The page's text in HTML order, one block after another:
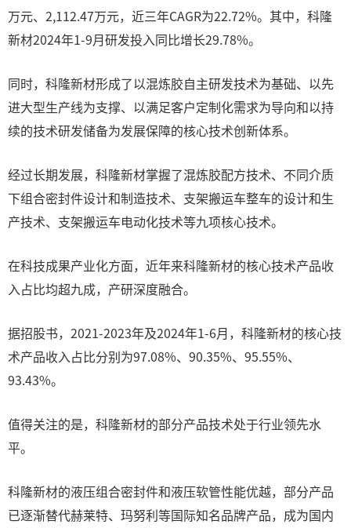
万元、2,112.47万元，近三年CAGR为22.72%。其中，科隆
新材2024年1-9月研发投入同比增长29.78%。
同时，科隆新材形成了以混炼胶自主研发技术为基础、以先
进大型生产线为支撑、以满足客户定制化需求为导向和以持
续的技术研发储备为发展保障的核心技术创新体系。
经过长期发展，科隆新材掌握了混炼胶配方技术、不同介质
下组合密封件设计和制造技术、支架搬运车整车的设计和生
产技术、支架搬运车电动化技术等九项核心技术。
在科技成果产业化方面，近年来科隆新材的核心技术产品收
入占比均超九成，产研深度融合。
据招股书，2021-2023年及2024年1-6月，科隆新材的核心技
术产品收入占比分别为97.08%、90.35%、95.55%、
93.43%。
值得关注的是，科隆新材的部分产品技术处于行业领先水
平。
科隆新材的液压组合密封件和液压软管性能优越，部分产品
已逐渐替代赫莱特、玛努利等国际知名品牌产品，成为国内